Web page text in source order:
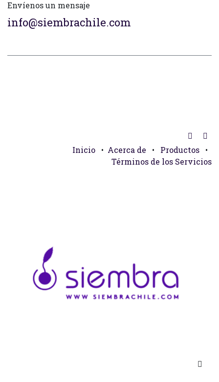
Envíenos un mensaje
info@siembrachile.com
Inicio • Acerca de • Productos
•
Términos de los Servicios